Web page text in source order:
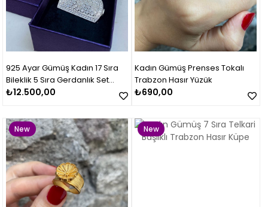
925 Ayar Gümüş Kadın 17 Sıra
Bileklik 5 Sıra Gerdanlık Set
Takımı
₺12.500,00
Kadın Gümüş Prenses Tokalı
Trabzon Hasır Yüzük
₺690,00
New
Item
New
Item